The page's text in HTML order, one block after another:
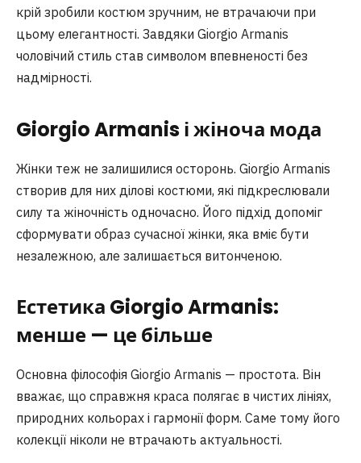
крій зробили костюм зручним, не втрачаючи при
цьому елегантності. Завдяки Giorgio Armanis
чоловічий стиль став символом впевненості без
надмірності.
Giorgio Armanis і жіноча мода
Жінки теж не залишилися осторонь. Giorgio Armanis
створив для них ділові костюми, які підкреслювали
силу та жіночність одночасно. Його підхід допоміг
сформувати образ сучасної жінки, яка вміє бути
незалежною, але залишається витонченою.
Естетика Giorgio Armanis:
менше — це більше
Основна філософія Giorgio Armanis — простота. Він
вважає, що справжня краса полягає в чистих лініях,
природних кольорах і гармонії форм. Саме тому його
колекції ніколи не втрачають актуальності.